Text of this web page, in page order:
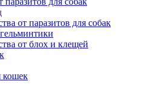
от паразитов для собак
от блох и клещей
кошек